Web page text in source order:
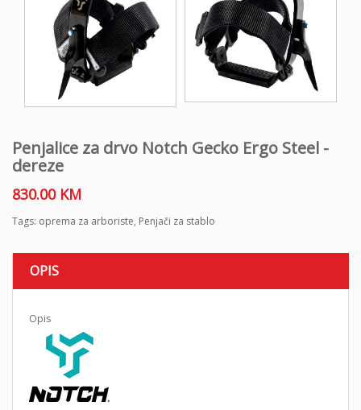
Penjalice za drvo Notch Gecko Ergo Steel -
dereze
830.00 KM
Tags: oprema za arboriste, Penjači za stablo
OPIS
Opis